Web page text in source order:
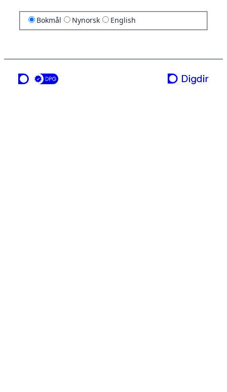
Bokmål Nynorsk English